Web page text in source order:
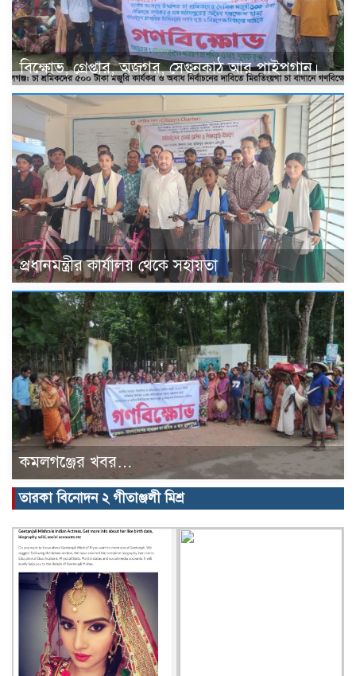
বিক্ষোভ, গ্রেপ্তার, অজগর, সেগুনকাঠ আর পাইপগান।
প্রধানমন্ত্রীর কার্যালয় থেকে সহায়তা
কমলগঞ্জের খবর…
তারকা বিনোদন ২ গীতাঞ্জলী মিশ্র